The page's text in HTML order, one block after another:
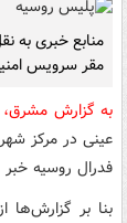
منابع خبری به
مقر سرویس
به گزارش مشرق،
عینی در مرکز
فدرال روسیه خبر
بنا بر گزارش‌ها